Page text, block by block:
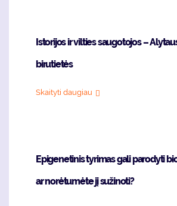
Istorijos ir vilties saugotojos –
birutietės
Skaityti daugiau
Epigenetinis tyrimas gali parodyti
ar norėtumėte jį sužinoti?